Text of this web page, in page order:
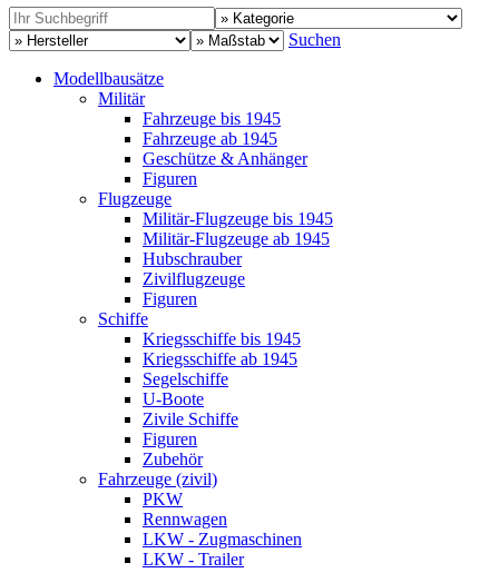
Suchen
Modellbausätze
Militär
Fahrzeuge bis 1945
Fahrzeuge ab 1945
Geschütze & Anhänger
Figuren
Flugzeuge
Militär-Flugzeuge bis 1945
Militär-Flugzeuge ab 1945
Hubschrauber
Zivilflugzeuge
Figuren
Schiffe
Kriegsschiffe bis 1945
Kriegsschiffe ab 1945
Segelschiffe
U-Boote
Zivile Schiffe
Figuren
Zubehör
Fahrzeuge (zivil)
PKW
Rennwagen
LKW - Zugmaschinen
LKW - Trailer